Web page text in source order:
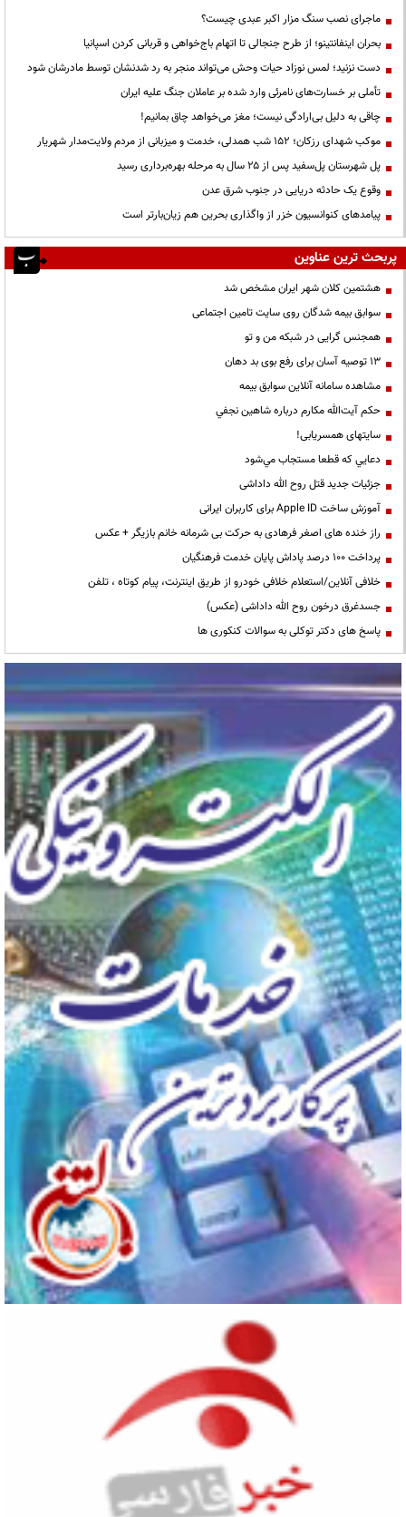
ماجرای نصب سنگ مزار اکبر عبدی چیست؟
بحران اینفانتینو؛ از طرح جنجالی تا اتهام باج‌خواهی و قربانی کردن اسپانیا
دست نزنید؛ لمس نوزاد حیات وحش می‌تواند منجر به رد شدنشان توسط مادرشان شود
تأملی بر خسارت‌های نامرئی وارد شده بر عاملان جنگ علیه ایران
چاقی به دلیل بی‌ارادگی نیست؛ مغز می‌خواهد چاق بمانیم!
موکب شهدای رزکان؛ ۱۵۲ شب همدلی، خدمت و میزبانی از مردم ولایت‌مدار شهریار
پل شهرستان پل‌سفید پس از ۲۵ سال به مرحله بهره‌برداری رسید
وقوع یک حادثه دریایی در جنوب شرق عدن
پیامدهای کنوانسیون خزر از واگذاری بحرین هم زیان‌بارتر است
پربحث ترین عناوین
هشتمین کلان شهر ایران مشخص شد
سوابق بیمه شدگان روی سایت تامین اجتماعی
همجنس گرایی در شبکه من و تو
13 توصیه آسان برای رفع بوی بد دهان
مشاهده سامانه آنلاين سوابق بیمه
حكم آيت‌الله مكارم درباره شاهين نجفي
سایتهای همسریابی!
دعايي كه قطعا مستجاب مي‌شود
جزئیات جدید قتل روح الله داداشی
آموزش ساخت Apple ID برای کاربران ایرانی
راز خنده های اصغر فرهادی به حرکت بی شرمانه خانم بازیگر + عکس
پرداخت ۱۰۰ درصد پاداش پایان خدمت فرهنگیان
خلافی آنلاین/استعلام خلافی خودرو از طریق اینترنت، پیام کوتاه ، تلفن
جسدغرق درخون روح الله داداشی (عکس)
پاسخ های دکتر توکلی به سوالات کنکوری ها